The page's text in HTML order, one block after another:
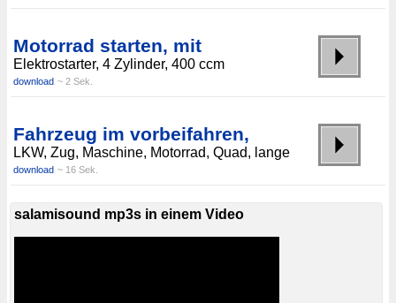
Motorrad starten, mit
Elektrostarter, 4 Zylinder, 400 ccm
download ~ 2 Sek.
Fahrzeug im vorbeifahren,
LKW, Zug, Maschine, Motorrad, Quad, lange
download ~ 16 Sek.
salamisound mp3s in einem Video